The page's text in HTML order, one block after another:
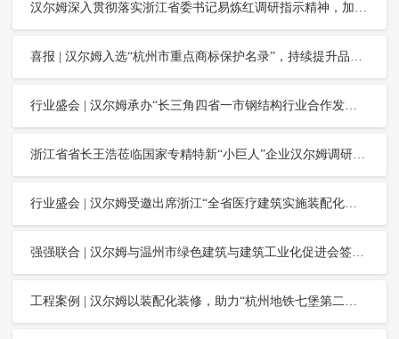
汉尔姆深入贯彻落实浙江省委书记易炼红调研指示精神，加快建设“临平·田立方”全域共富品质工程
喜报 | 汉尔姆入选“杭州市重点商标保护名录”，持续提升品牌影响力
行业盛会 | 汉尔姆承办“长三角四省一市钢结构行业合作发展高峰论坛”，并作大会特邀报告
浙江省省长王浩莅临国家专精特新“小巨人”企业汉尔姆调研指导
行业盛会 | 汉尔姆受邀出席浙江“全省医疗建筑实施装配化装修现场观摩会”，分享“新型建筑工业化在医院建设中的理论与实践”
强强联合 | 汉尔姆与温州市绿色建筑与建筑工业化促进会签署战略合作协议
工程案例 | 汉尔姆以装配化装修，助力“杭州地铁七堡第二控制中心”高品质快速建造